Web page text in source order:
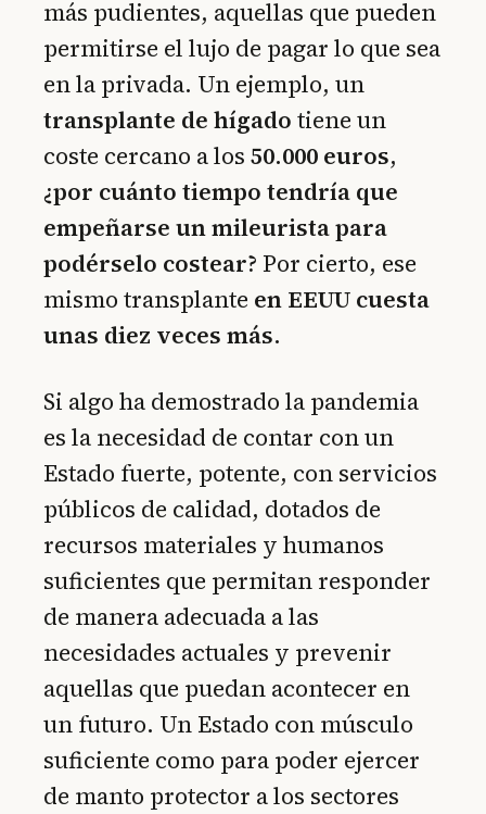
más pudientes, aquellas que pueden
permitirse el lujo de pagar lo que sea
en la privada. Un ejemplo, un
transplante de hígado tiene un
coste cercano a los 50.000 euros,
¿por cuánto tiempo tendría que
empeñarse un mileurista para
podérselo costear? Por cierto, ese
mismo transplante en EEUU cuesta
unas diez veces más.
Si algo ha demostrado la pandemia
es la necesidad de contar con un
Estado fuerte, potente, con servicios
públicos de calidad, dotados de
recursos materiales y humanos
suficientes que permitan responder
de manera adecuada a las
necesidades actuales y prevenir
aquellas que puedan acontecer en
un futuro. Un Estado con músculo
suficiente como para poder ejercer
de manto protector a los sectores